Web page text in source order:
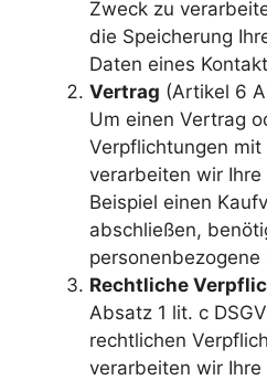
Zweck zu
die Speicherung
Daten eines
Vertrag (Artikel 6
Um einen Vertrag
Verpflichtungen
verarbeiten wir Ihre
Beispiel einen
abschließen,
Rechtliche
Absatz 1 lit. c
rechtlichen
verarbeiten wir Ihre